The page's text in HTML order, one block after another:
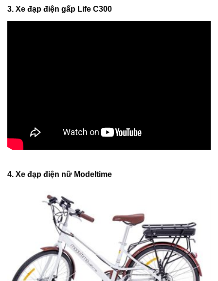
3. Xe đạp điện gấp Life C300
4. Xe đạp điện nữ Modeltime